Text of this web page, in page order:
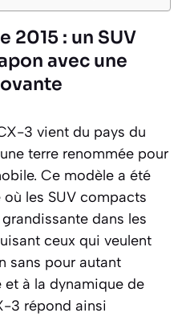
2015 : un SUV
avec une
3 vient du pays du
terre renommée pour
Ce modèle a été
les SUV compacts
dans les
ceux qui veulent
sans pour autant
et à la dynamique de
3 répond ainsi